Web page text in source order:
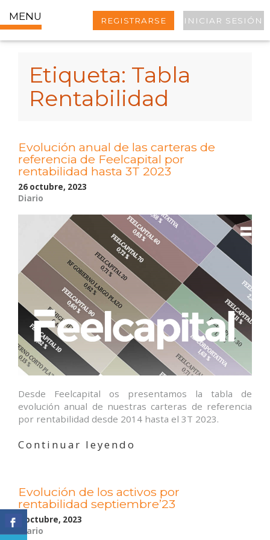
MENU REGISTRARSE INICIAR SESIÓN
Etiqueta: Tabla
Rentabilidad
Evolución anual de las carteras de
referencia de Feelcapital por
rentabilidad hasta 3T 2023
26 octubre, 2023
Diario
Desde Feelcapital os presentamos la tabla de
evolución anual de nuestras carteras de referencia
por rentabilidad desde 2014 hasta el 3T 2023.
Continuar leyendo
carteras
de
Evolución de los activos por
rentabilidad septiembre’23
5 octubre, 2023
Diario